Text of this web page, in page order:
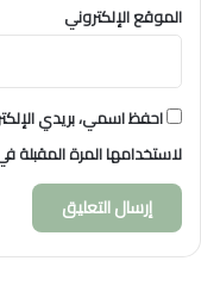
الموقع الإلكتروني
احفظ اسمي، بريدي
لاستخدامها المرة المقبلة